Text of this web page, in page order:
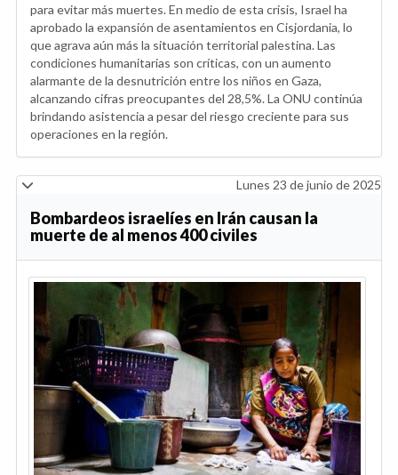
para evitar más muertes. En medio de esta crisis, Israel ha
aprobado la expansión de asentamientos en Cisjordania, lo
que agrava aún más la situación territorial palestina. Las
condiciones humanitarias son críticas, con un aumento
alarmante de la desnutrición entre los niños en Gaza,
alcanzando cifras preocupantes del 28,5%. La ONU continúa
brindando asistencia a pesar del riesgo creciente para sus
operaciones en la región.
Lunes 23 de junio de 2025
Bombardeos israelíes en Irán causan la
muerte de al menos 400 civiles